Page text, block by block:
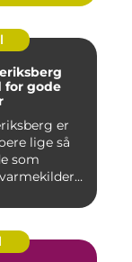
for gode
er
lige så
som